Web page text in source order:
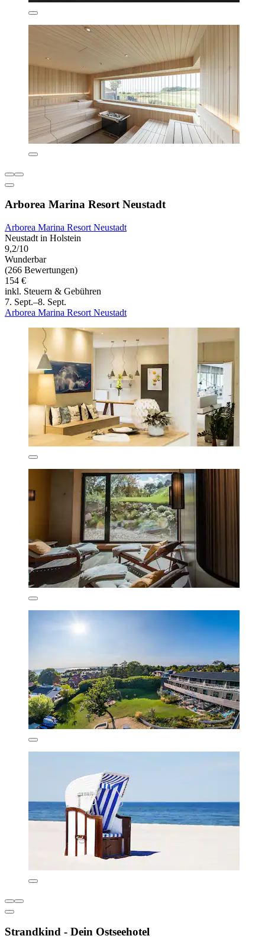
Arborea Marina Resort Neustadt
Arborea Marina Resort Neustadt
Neustadt in Holstein
9,2/10
Wunderbar
(266 Bewertungen)
154 €
inkl. Steuern & Gebühren
7. Sept.–8. Sept.
Arborea Marina Resort Neustadt
Strandkind - Dein Ostseehotel